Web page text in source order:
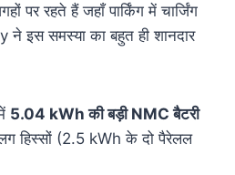
पर रहते हैं जहाँ पार्किंग में चार्जिंग
ने इस समस्या का बहुत ही शानदार
5.04 kWh की बड़ी NMC बैटरी
हिस्सों (2.5 kWh के दो पैरेलल